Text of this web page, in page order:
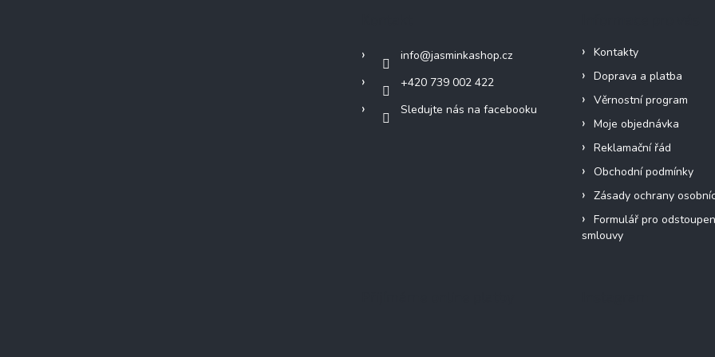
info@jasminkashop.cz
+420 739 002 422
Sledujte nás na facebooku
Kontakty
Doprava a platba
Věrnostní program
Moje objednávka
Reklamační řád
Obchodní podmínky
Zásady ochrany
Formulář pro
smlouvy